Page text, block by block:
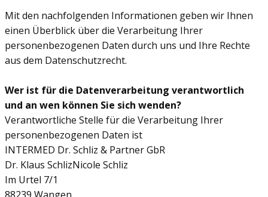
Mit den nachfolgenden Informationen geben wir Ihnen
einen Überblick über die Verarbeitung Ihrer
personenbezogenen Daten durch uns und Ihre Rechte
aus dem Datenschutzrecht.
Wer ist für die Datenverarbeitung verantwortlich
und an wen können Sie sich wenden?
Verantwortliche Stelle für die Verarbeitung Ihrer
personenbezogenen Daten ist
INTERMED Dr. Schliz & Partner GbR
Dr. Klaus SchlizNicole Schliz
Im Urtel 7/1
88239 Wangen